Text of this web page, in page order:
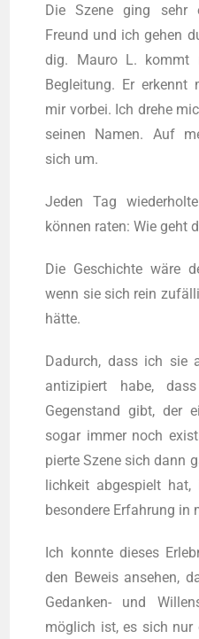
Die Sze­ne ging sehr
Freund und ich gehen
dig. Mau­ro L. kommt
Beglei­tung. Er
mir vor­bei. Ich dre­he
sei­nen Namen. Auf
sich um.
Jeden Tag
können raten: Wie geht
Die Geschich­te wäre
wenn sie sich rein
hätte.
Dadurch, dass ich sie
anti­zi­piert habe,
Gegen­stand gibt, der
sogar immer noch
pier­te Sze­ne sich dann
lich­keit abge­spielt
beson­de­re Erfah­rung in
Ich konn­te die­ses
den Beweis anse­hen,
Gedan­ken- und
möglich ist, es sich nur